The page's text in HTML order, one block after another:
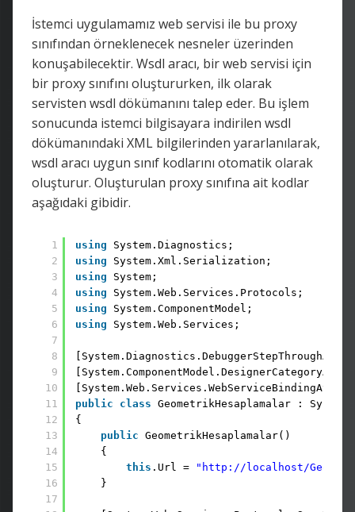
İstemci uygulamamız web servisi ile bu proxy
sınıfından örneklenecek nesneler üzerinden
konuşabilecektir. Wsdl aracı, bir web servisi için
bir proxy sınıfını oluştururken, ilk olarak
servisten wsdl dökümanını talep eder. Bu işlem
sonucunda istemci bilgisayara indirilen wsdl
dökümanındaki XML bilgilerinden yararlanılarak,
wsdl aracı uygun sınıf kodlarını otomatik olarak
oluşturur. Oluşturulan proxy sınıfına ait kodlar
aşağıdaki gibidir.
1
2
3
4
5
6
7
8
9
10
11
12
13
14
15
16
17
using
System.Diagnostics;
using
System.Xml.Serialization;
using
System;
using
System.Web.Services.Protocols;
using
System.ComponentModel;
using
System.Web.Services;
public
class GeometrikHesaplamalar :
{
public GeometrikHesaplamalar()
{
this .Url =
"http://localhost/
}